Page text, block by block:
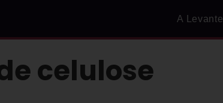
A Levante
celulose